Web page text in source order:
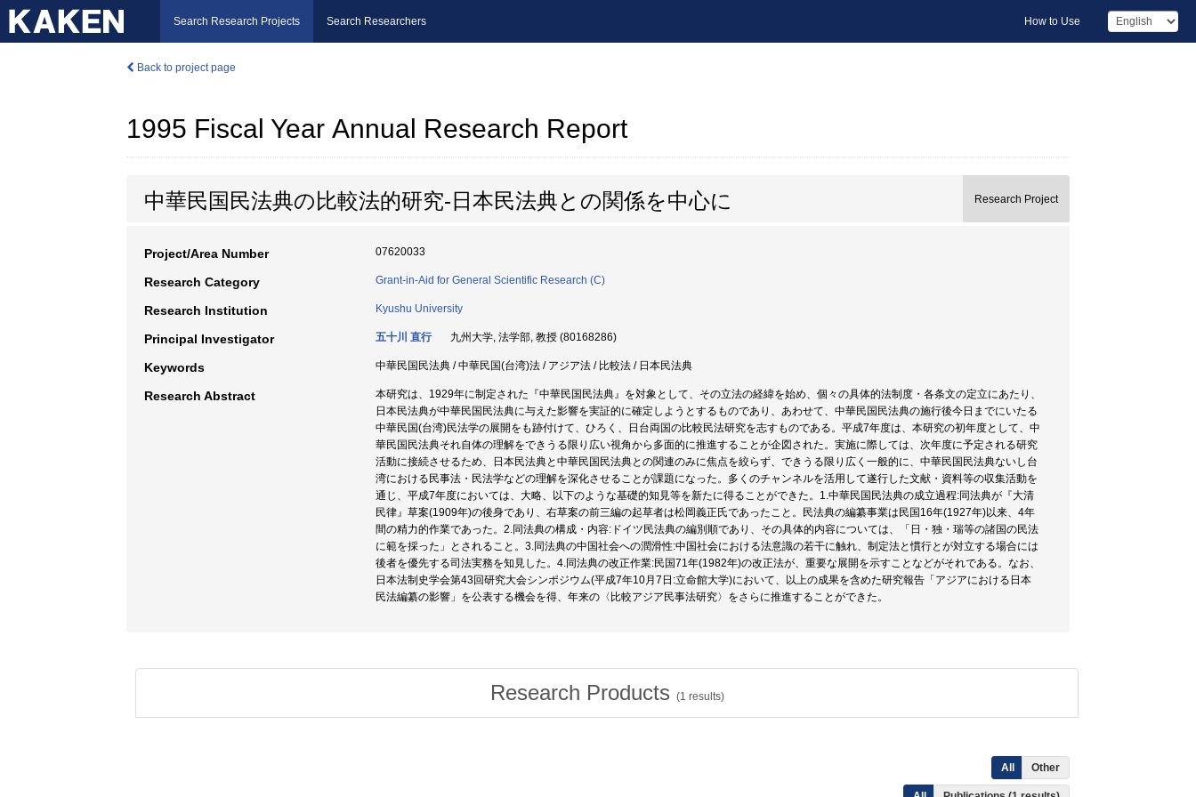
Search Research Projects Search Researchers How to Use
Back to project page
1995 Fiscal Year Annual Research Report
中華民国民法典の比較法的研究-日本民法典との関係を中心に Research Project
Project/Area Number 07620033
Research Category Grant-in-Aid for General Scientific Research (C)
Research Institution Kyushu University
Principal Investigator 五十川 直行 九州大学, 法学部, 教授 (80168286)
Keywords 中華民国民法典 / 中華民国(台湾)法 / アジア法 / 比較法 / 日本民法典
Research Abstract
本研究は、1929年に制定された『中華民国民法典』を対象として、その立法の経緯を始め、個々の具体的法制度・各条文の定立にあたり、
日本民法典が中華民国民法典に与えた影響を実証的に確定しようとするものであり、あわせて、中華民国民法典の施行後今日までにいたる
中華民国(台湾)民法学の展開をも跡付けて、ひろく、日台両国の比較民法研究を志すものである。平成7年度は、本研究の初年度として、中
華民国民法典それ自体の理解をできうる限り広い視角から多面的に推進することが企図された。実施に際しては、次年度に予定される研究
活動に接続させるため、日本民法典と中華民国民法典との関連のみに焦点を絞らず、できうる限り広く一般的に、中華民国民法典ないし台
湾における民事法・民法学などの理解を深化させることが課題になった。多くのチャンネルを活用して遂行した文献・資料等の収集活動を
通じ、平成7年度においては、大略、以下のような基礎的知見等を新たに得ることができた。1.中華民国民法典の成立過程:同法典が『大清
民律』草案(1909年)の後身であり、右草案の前三編の起草者は松岡義正氏であったこと。民法典の編纂事業は民国16年(1927年)以来、4年
間の精力的作業であった。2.同法典の構成・内容:ドイツ民法典の編別順であり、その具体的内容については、「日・独・瑞等の諸国の民法
に範を採った」とされること。3.同法典の中国社会への潤滑性:中国社会における法意識の若干に触れ、制定法と慣行とが対立する場合には
後者を優先する司法実務を知見した。4.同法典の改正作業:民国71年(1982年)の改正法が、重要な展開を示すことなどがそれである。なお、
日本法制史学会第43回研究大会シンポジウム(平成7年10月7日:立命館大学)において、以上の成果を含めた研究報告「アジアにおける日本
民法編纂の影響」を公表する機会を得、年来の〈比較アジア民事法研究〉をさらに推進することができた。
Research Products (1 results)
All Other